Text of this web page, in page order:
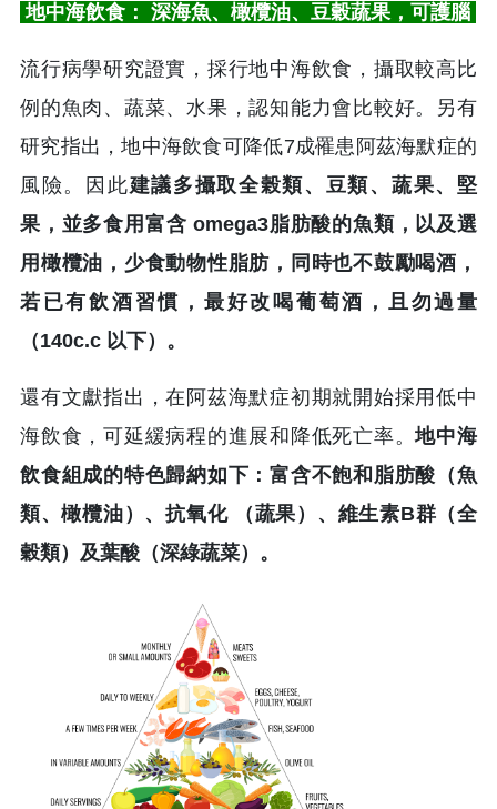
地中海飲食： 深海魚、橄欖油、豆穀蔬果，可護腦
流行病學研究證實，採行地中海飲食，攝取較高比
例的魚肉、蔬菜、水果，認知能力會比較好。另有
研究指出，地中海飲食可降低7成罹患阿茲海默症的
風險。因此建議多攝取全榖類、豆類、蔬果、堅
果，並多食用富含 omega3脂肪酸的魚類，以及選
用橄欖油，少食動物性脂肪，同時也不鼓勵喝酒，
若已有飲酒習慣，最好改喝葡萄酒，且勿過量
（140c.c 以下）。
還有文獻指出，在阿茲海默症初期就開始採用低中
海飲食，可延緩病程的進展和降低死亡率。地中海
飲食組成的特色歸納如下：富含不飽和脂肪酸（魚
類、橄欖油）、抗氧化 （蔬果）、維生素B群（全
穀類）及葉酸（深綠蔬菜）。